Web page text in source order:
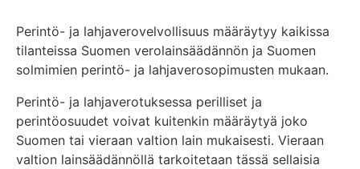
Perintö- ja lahjaverovelvollisuus määräytyy kaikissa
tilanteissa Suomen verolainsäädännön ja Suomen
solmimien perintö- ja lahjaverosopimusten mukaan.
Perintö- ja lahjaverotuksessa perilliset ja
perintöosuudet voivat kuitenkin määräytyä joko
Suomen tai vieraan valtion lain mukaisesti. Vieraan
valtion lainsäädännöllä tarkoitetaan tässä sellaisia